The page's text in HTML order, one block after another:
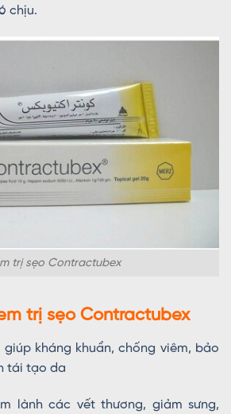
chịu.
trị sẹo Contractubex
trị sẹo Contractubex
kháng khuẩn, chống viêm, bảo
tái tạo da
lành các vết thương, giảm sưng,